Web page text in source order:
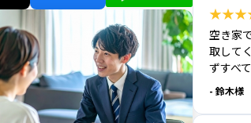
空き家
取して
ずすべ
- 鈴木様